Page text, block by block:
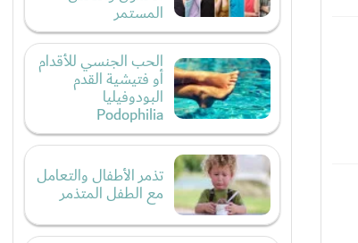
المستمر
الحب الجنسي للأقدام
أو فتيشية القدم
البودوفيليا
Podophilia
تذمر الأطفال والتعامل
مع الطفل المتذمر